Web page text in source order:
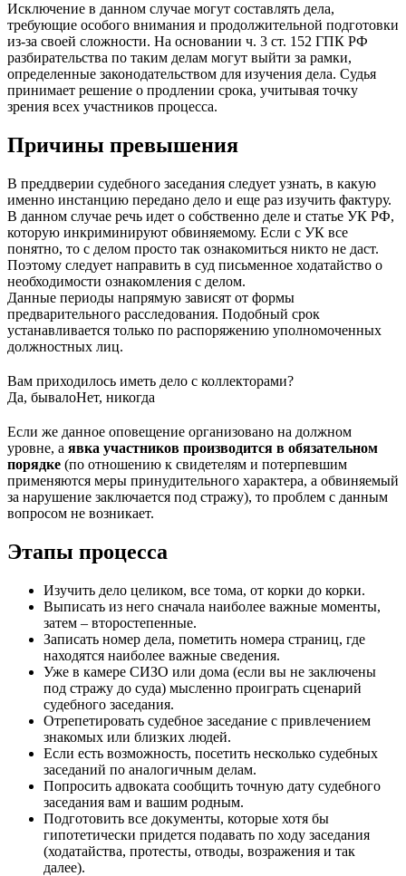
Исключение в данном случае могут составлять дела,
требующие особого внимания и продолжительной подготовки
из-за своей сложности. На основании ч. 3 ст. 152 ГПК РФ
разбирательства по таким делам могут выйти за рамки,
определенные законодательством для изучения дела. Судья
принимает решение о продлении срока, учитывая точку
зрения всех участников процесса.
Причины превышения
В преддверии судебного заседания следует узнать, в какую
именно инстанцию передано дело и еще раз изучить фактуру.
В данном случае речь идет о собственно деле и статье УК РФ,
которую инкриминируют обвиняемому. Если с УК все
понятно, то с делом просто так ознакомиться никто не даст.
Поэтому следует направить в суд письменное ходатайство о
необходимости ознакомления с делом.
Данные периоды напрямую зависят от формы
предварительного расследования. Подобный срок
устанавливается только по распоряжению уполномоченных
должностных лиц.
Вам приходилось иметь дело с коллекторами?
Да, бывалоНет, никогда
Если же данное оповещение организовано на должном
уровне, а явка участников производится в обязательном
порядке (по отношению к свидетелям и потерпевшим
применяются меры принудительного характера, а обвиняемый
за нарушение заключается под стражу), то проблем с данным
вопросом не возникает.
Этапы процесса
Изучить дело целиком, все тома, от корки до корки.
Выписать из него сначала наиболее важные моменты,
затем – второстепенные.
Записать номер дела, пометить номера страниц, где
находятся наиболее важные сведения.
Уже в камере СИЗО или дома (если вы не заключены
под стражу до суда) мысленно проиграть сценарий
судебного заседания.
Отрепетировать судебное заседание с привлечением
знакомых или близких людей.
Если есть возможность, посетить несколько судебных
заседаний по аналогичным делам.
Попросить адвоката сообщить точную дату судебного
заседания вам и вашим родным.
Подготовить все документы, которые хотя бы
гипотетически придется подавать по ходу заседания
(ходатайства, протесты, отводы, возражения и так
далее).